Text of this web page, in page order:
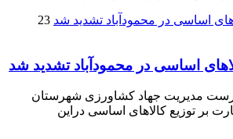
23
اساسی در محمودآباد تشدید شد
مدیریت جهاد کشاورزی شهرستان
بر توزیع کالا‌های اساسی دراین